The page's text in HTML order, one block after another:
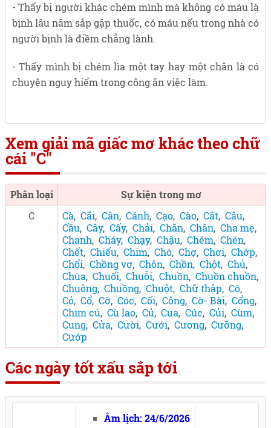
- Thấy bị người khác chém mình mà không có máu là
bịnh lâu năm sắp gặp thuốc, có máu nếu trong nhà có
người bịnh là điềm chẳng lành.
- Thấy mình bị chém lìa một tay hay một chân là có
chuyện nguy hiểm trong công ăn việc làm.
Xem giải mã giấc mơ khác theo chữ
cái "C"
Phân loại
Sự kiện trong mơ
C
Cà, Cãi, Cân, Cánh, Cạo, Cào, Cắt, Câu,
Cầu, Cây, Cấy, Chải, Chăn, Chân, Cha mẹ,
Chanh, Cháy, Chạy, Chậu, Chém, Chén,
Chết, Chiếu, Chim, Chó, Chợ, Chơi, Chớp,
Chổi, Chồng vợ, Chôn, Chồn, Chột, Chủ,
Chùa, Chuối, Chuỗi, Chuồn, Chuồn chuồn,
Chuông, Chuồng, Chuột, Chữ thập, Cò,
Cỏ, Cổ, Cờ, Cóc, Cối, Công, Cờ- Bài, Cổng,
Chim cú, Cù lao, Củ, Cua, Cúc, Củi, Cùm,
Cung, Cửa, Cười, Cưới, Cương, Cưỡng,
Cướp
Các ngày tốt xấu sắp tới
Âm lịch: 24/6/2026